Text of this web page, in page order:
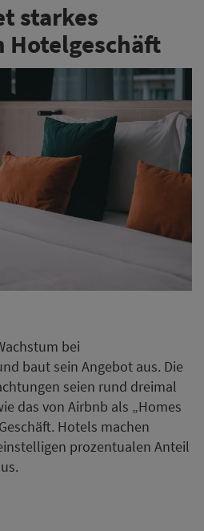
starkes
Hotelgeschäft
bei
baut sein Angebot aus. Die
seien rund dreimal
das von Airbnb als „Homes
Hotels machen
prozentualen Anteil